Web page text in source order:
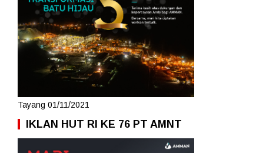
Tayang 01/11/2021
IKLAN HUT RI KE 76 PT AMNT